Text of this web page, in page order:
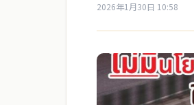
2026年1月30日 10:58